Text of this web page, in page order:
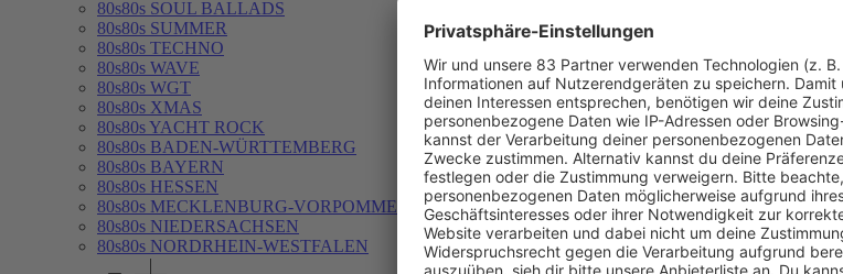
80s80s SOUL BALLADS
80s80s SUMMER
80s80s TECHNO
80s80s WAVE
80s80s WGT
80s80s XMAS
80s80s YACHT ROCK
80s80s BADEN-WÜRTTEMBERG
80s80s BAYERN
80s80s HESSEN
80s80s MECKLENBURG-VORPOMMERN
80s80s NIEDERSACHSEN
80s80s NORDRHEIN-WESTFALEN